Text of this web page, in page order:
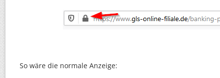
So wäre die normale Anzeige: